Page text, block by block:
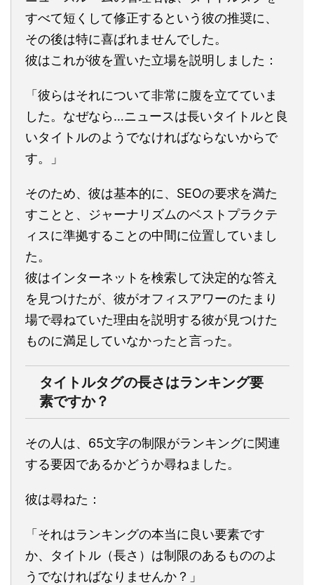
すべて短くして修正するという彼の推奨に、
その後は特に喜ばれませんでした。
彼はこれが彼を置いた立場を説明しました：
「彼らはそれについて非常に腹を立てていま
した。なぜなら…ニュースは長いタイトルと良
いタイトルのようでなければならないからで
す。」
そのため、彼は基本的に、SEOの要求を満た
すことと、ジャーナリズムのベストプラクテ
ィスに準拠することの中間に位置していまし
た。
彼はインターネットを検索して決定的な答え
を見つけたが、彼がオフィスアワーのたまり
場で尋ねていた理由を説明する彼が見つけた
ものに満足していなかったと言った。
タイトルタグの長さはランキング要
素ですか？
その人は、65文字の制限がランキングに関連
する要因であるかどうか尋ねました。
彼は尋ねた：
「それはランキングの本当に良い要素です
か、タイトル（長さ）は制限のあるもののよ
うでなければなりませんか？」